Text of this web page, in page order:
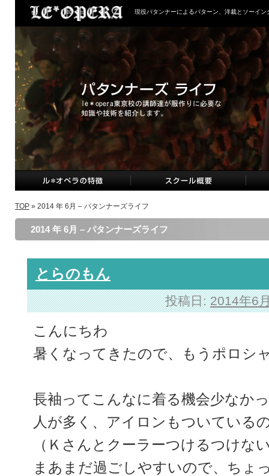
現役パタンナーによるパターン、洋裁とソーイン
TOP » 2014 年 6月 – パタンナーズライフ
2014 年 6月 – パタンナーズライフ
とらのもん
投稿日: 2014年6
こんにちわ
暑くなってきたので、もうポロシ
長袖ってこんなに着る機会少なか
人が多く、アイロンもついている
（Ｋさんとクーラーつけるつけな
まあまだ過ごしやすいので、ちょ